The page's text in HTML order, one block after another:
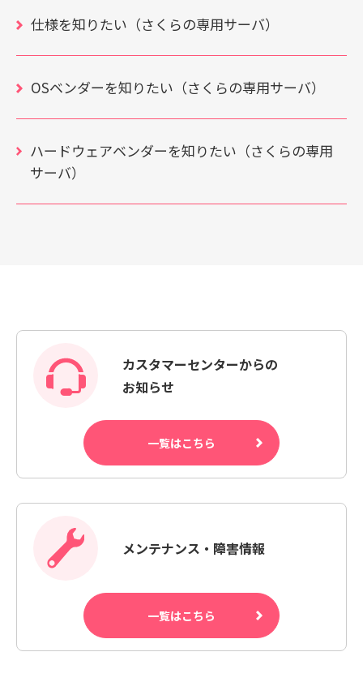
仕様を知りたい（さくらの専用サーバ）
OSベンダーを知りたい（さくらの専用サーバ）
ハードウェアベンダーを知りたい（さくらの専用
サーバ）
カスタマーセンターからの
お知らせ
一覧はこちら
メンテナンス・障害情報
一覧はこちら